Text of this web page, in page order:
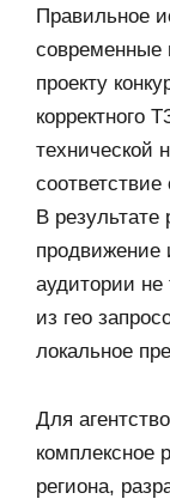
Правильное
современные
проекту
корректного
технической
В результате
продвижение
аудитории не
из гео
локальное
Для
комплексное
региона,